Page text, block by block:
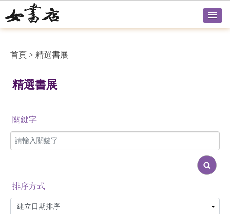
首頁 > 精選書展
精選書展
關鍵字
排序方式